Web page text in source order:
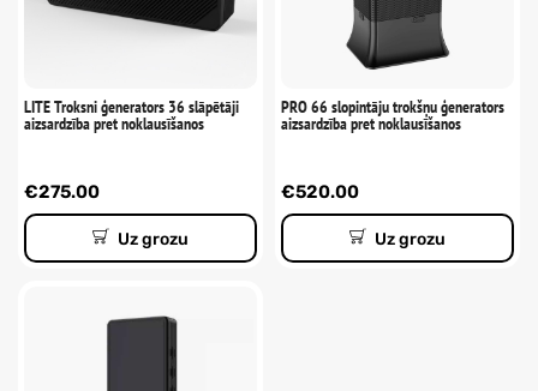
LITE Troksni ģenerators 36 slāpētāji
aizsardzība pret noklausīšanos
€275.00
Uz grozu
PRO 66 slopintāju trokšņu ģenerators
aizsardzība pret noklausīšanos
€520.00
Uz grozu